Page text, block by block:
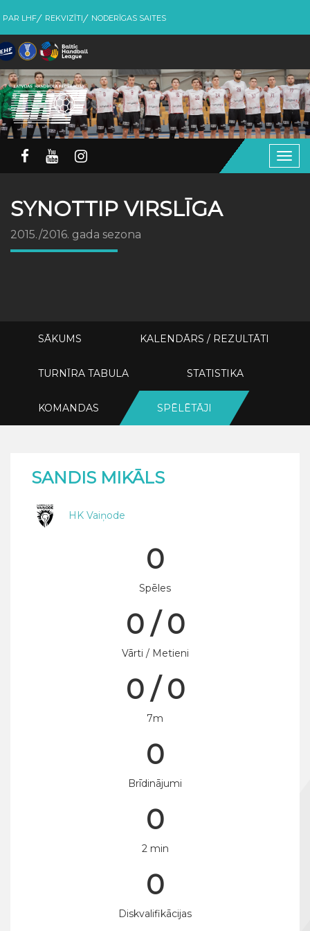
PAR LHF REKVIZĪTI NODERĪGAS SAITES
SYNOTTIP VIRSLĪGA
2015./2016. gada sezona
SĀKUMS KALENDĀRS / REZULTĀTI
TURNĪRA TABULA STATISTIKA
KOMANDAS SPĒLĒTĀJI
SANDIS MIKĀLS
HK Vaiņode
0
Spēles
0 / 0
Vārti / Metieni
0 / 0
7m
0
Brīdinājumi
0
2 min
0
Diskvalifikācijas